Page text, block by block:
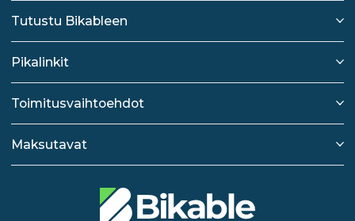
Tutustu Bikableen
Pikalinkit
Toimitusvaihtoehdot
Maksutavat